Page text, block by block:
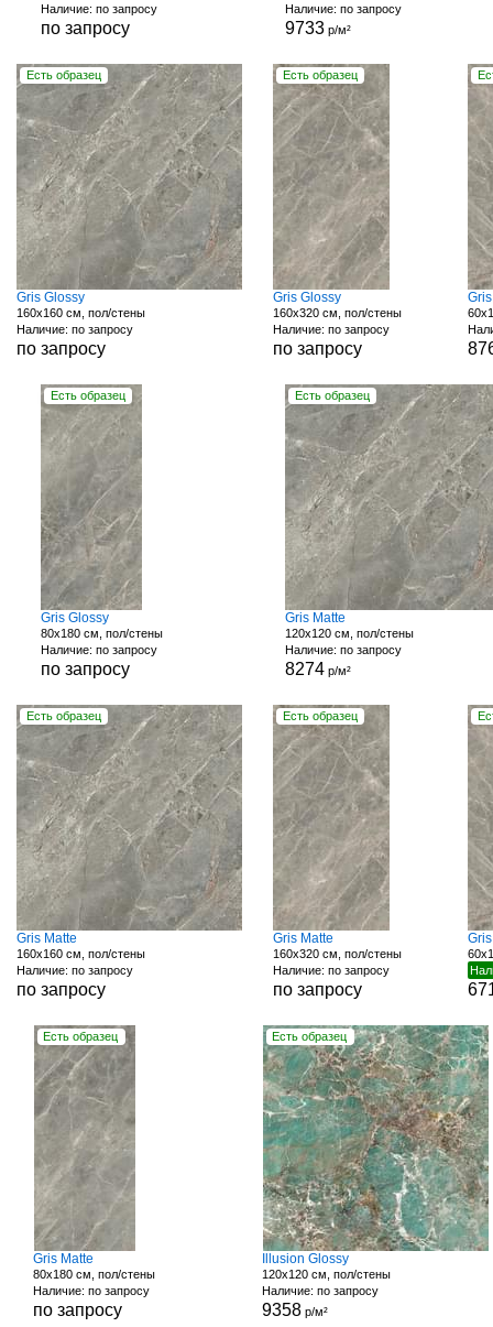
Наличие: по запросу
по запросу
Наличие: по запросу
9733 р/м²
Есть образец
Gris Glossy
160x160 см, пол/стены
Наличие: по запросу
по запросу
Есть образец
Gris Glossy
160x320 см, пол/стены
Наличие: по запросу
по запросу
Есть образец
Gris Glossy
80x180 см, пол/стены
Наличие: по запросу
по запросу
Есть образец
Gris Matte
120x120 см, пол/стены
Наличие: по запросу
8274 р/м²
Есть образец
Gris Matte
160x160 см, пол/стены
Наличие: по запросу
по запросу
Есть образец
Gris Matte
160x320 см, пол/стены
Наличие: по запросу
по запросу
Есть образец
Gris Matte
80x180 см, пол/стены
Наличие: по запросу
по запросу
Есть образец
Illusion Glossy
120x120 см, пол/стены
Наличие: по запросу
9358 р/м²